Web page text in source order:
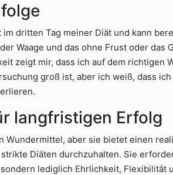
dritten Tag meiner Diät und kann
Waage und das ohne Frust oder das
zeigt mir, dass ich auf dem richtigen
groß ist, aber ich weiß, dass
langfristigen Erfolg
Wundermittel, aber sie bietet einen
Diäten durchzuhalten. Sie
lediglich Ehrlichkeit, Flexibilität